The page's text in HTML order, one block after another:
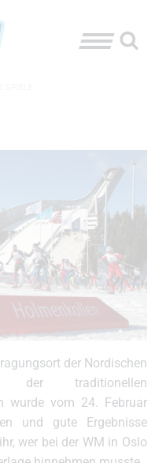
der Nordischen
der traditionellen
wurde vom 24. Februar
und gute Ergebnisse
wer bei der WM in Oslo